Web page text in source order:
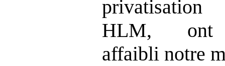
HLM, ont
affaibli notre